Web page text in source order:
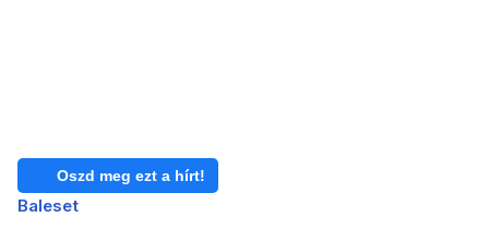
Oszd meg ezt a hírt!
Baleset